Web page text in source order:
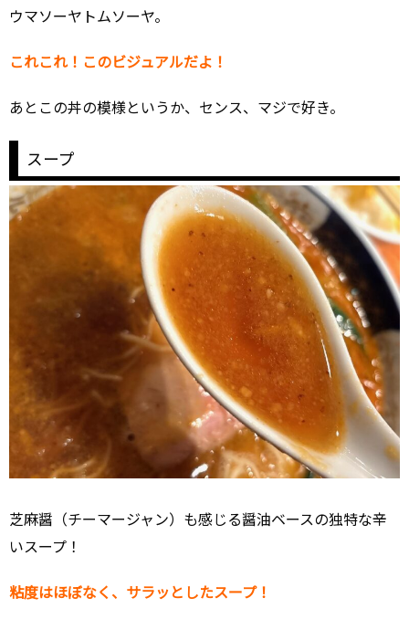
ウマソーヤトムソーヤ。
これこれ！このビジュアルだよ！
あとこの丼の模様というか、センス、マジで好き。
スープ
芝麻醤（チーマージャン）も感じる醤油ベースの独特な辛
いスープ！
粘度はほぼなく、サラッとしたスープ！